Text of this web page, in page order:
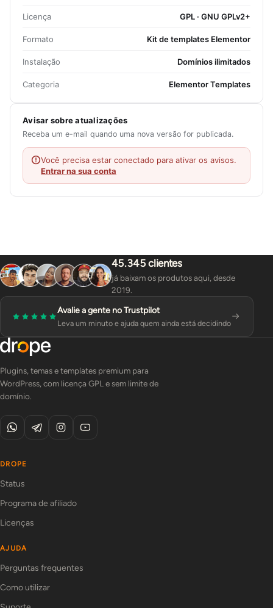
Licença GPL · GNU GPLv2+
Formato Kit de templates Elementor
Instalação Domínios ilimitados
Categoria Elementor Templates
Avisar sobre atualizações
Receba um e-mail quando uma nova versão for publicada.
Você precisa estar conectado para ativar os avisos.
Entrar na sua conta
45.345 clientes
já baixam os produtos aqui, desde
2019.
Avalie a gente no Trustpilot
Leva um minuto e ajuda quem ainda está decidindo
Plugins, temas e templates premium para
WordPress, com licença GPL e sem limite de
domínio.
DROPE
Status
Programa de afiliado
Licenças
AJUDA
Perguntas frequentes
Como utilizar